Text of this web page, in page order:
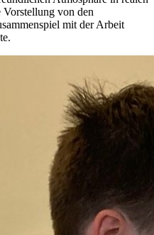
Vorstellung von den
mit der Arbeit